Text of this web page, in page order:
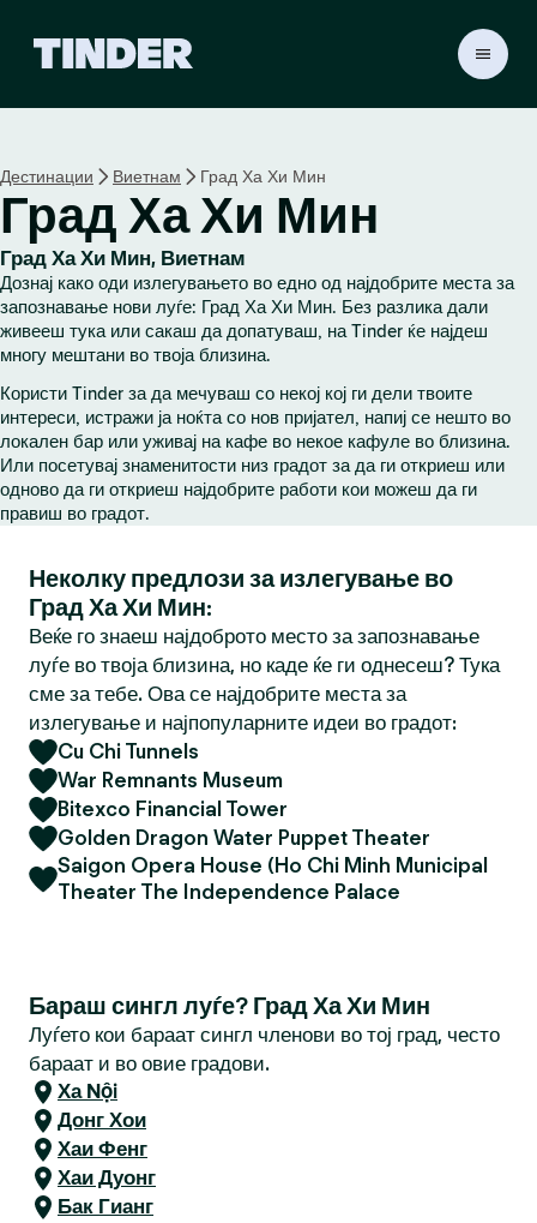
r
H
o
m
e
Дестинации Виетнам Град Ха Хи Мин
Град Ха Хи Мин
Град Ха Хи Мин, Виетнам
Дознај како оди излегувањето во едно од најдобрите места за
запознавање нови луѓе: Град Ха Хи Мин. Без разлика дали
живееш тука или сакаш да допатуваш, на Tinder ќе најдеш
многу мештани во твоја близина.
Користи Tinder за да мечуваш со некој кој ги дели твоите
интереси, истражи ја ноќта со нов пријател, напиј се нешто во
локален бар или уживај на кафе во некое кафуле во близина.
Или посетувај знаменитости низ градот за да ги откриеш или
одново да ги откриеш најдобрите работи кои можеш да ги
правиш во градот.
Неколку предлози за излегување во
Град Ха Хи Мин:
Веќе го знаеш најдоброто место за запознавање
луѓе во твоја близина, но каде ќе ги однесеш? Тука
сме за тебе. Ова се најдобрите места за
излегување и најпопуларните идеи во градот:
Cu Chi Tunnels
War Remnants Museum
Bitexco Financial Tower
Golden Dragon Water Puppet Theater
Saigon Opera House (Ho Chi Minh Municipal
Theater The Independence Palace
Бараш сингл луѓе? Град Ха Хи Мин
Луѓето кои бараат сингл членови во тој град, често
бараат и во овие градови.
Ха Nội
Донг Хои
Хаи Фенг
Хаи Дуонг
Бак Гианг